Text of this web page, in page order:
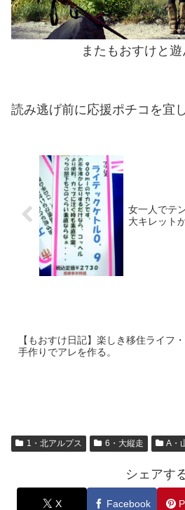
またもおすけと遊
読み逃げ前に応援ポチコを宜
女一人でテ
大キレット
【もおすけ日記】楽しき移住ライフ・
手作りでアレを作る。
1・北アルプス 6・大縦走 A・
シェアす
X Facebook